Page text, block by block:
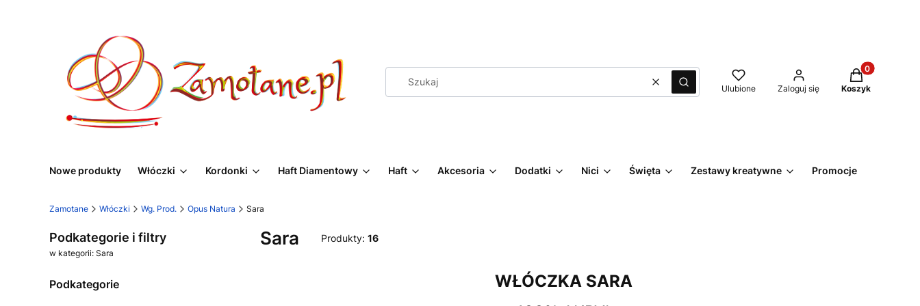
WyczyśćSzukaj Ulubione Zaloguj się
Produkty w
Koszyk
Nowe produkty Włóczki Kordonki Haft Diamentowy Haft Akcesoria Dodatki Nici Święta Zestawy kreatywne Promocje
Zamotane Włóczki Wg. Prod. Opus Natura Sara
Podkategorie i filtry
w kategorii: Sara
Podkategorie
Sara Produkty: 16
WŁÓCZKA SARA